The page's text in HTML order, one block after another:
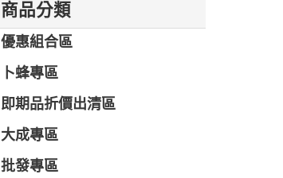
商品分類
優惠組合區
卜蜂專區
即期品折價出清區
大成專區
批發專區